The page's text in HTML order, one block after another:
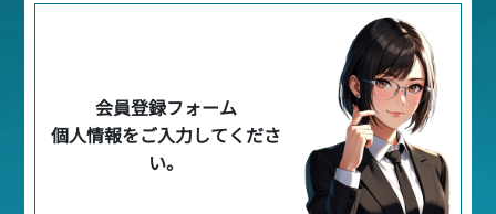
会員登録フォーム
個人情報をご入力してくださ
い。